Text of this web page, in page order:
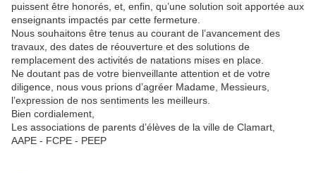
puissent être honorés, et, enfin, qu’une solution soit apportée aux
enseignants impactés par cette fermeture.
Nous souhaitons être tenus au courant de l’avancement des
travaux, des dates de réouverture et des solutions de
remplacement des activités de natations mises en place.
Ne doutant pas de votre bienveillante attention et de votre
diligence, nous vous prions d’agréer Madame, Messieurs,
l’expression de nos sentiments les meilleurs.
Bien cordialement,
Les associations de parents d’élèves de la ville de Clamart,
AAPE - FCPE - PEEP